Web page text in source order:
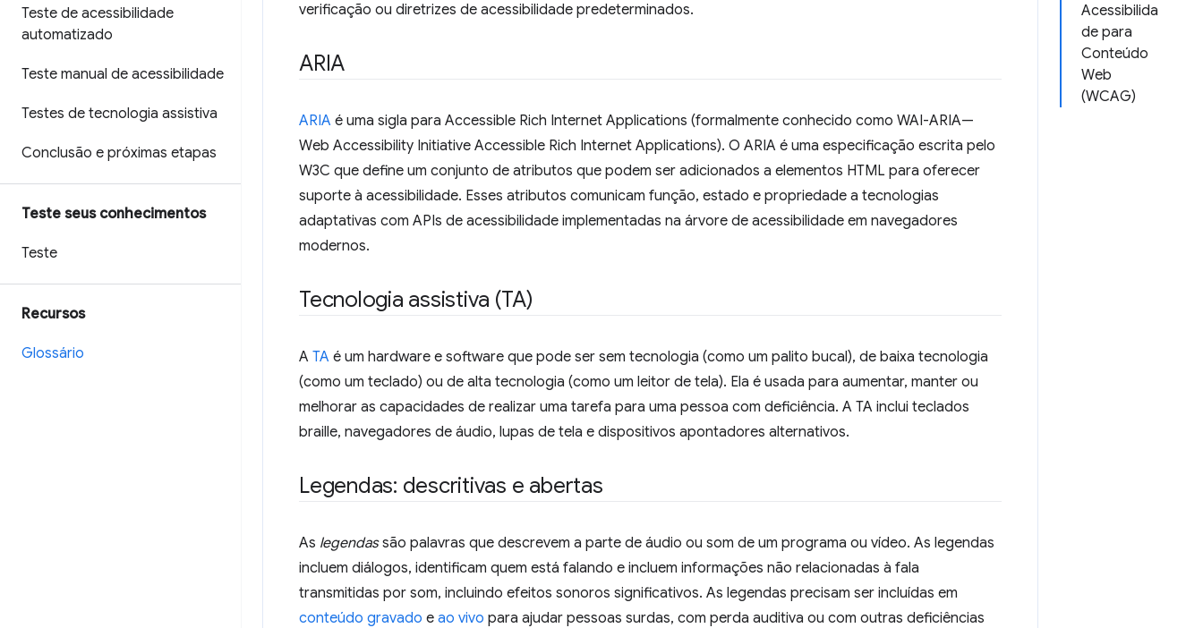
Teste de acessibilidade
automatizado
Teste manual de acessibilidade
Testes de tecnologia assistiva
Conclusão e próximas etapas
Teste seus conhecimentos
Teste
Recursos
Glossário
Acessibilida
de para
Conteúdo
Web
(WCAG)
verificação ou diretrizes de acessibilidade predeterminados.
ARIA
ARIA é uma sigla para Accessible Rich Internet Applications (formalmente conhecido como WAI-ARIA—
Web Accessibility Initiative Accessible Rich Internet Applications). O ARIA é uma especificação escrita pelo
W3C que define um conjunto de atributos que podem ser adicionados a elementos HTML para oferecer
suporte à acessibilidade. Esses atributos comunicam função, estado e propriedade a tecnologias
adaptativas com APIs de acessibilidade implementadas na árvore de acessibilidade em navegadores
modernos.
Tecnologia assistiva (TA)
A TA é um hardware e software que pode ser sem tecnologia (como um palito bucal), de baixa tecnologia
(como um teclado) ou de alta tecnologia (como um leitor de tela). Ela é usada para aumentar, manter ou
melhorar as capacidades de realizar uma tarefa para uma pessoa com deficiência. A TA inclui teclados
braille, navegadores de áudio, lupas de tela e dispositivos apontadores alternativos.
Legendas: descritivas e abertas
As legendassão palavras que descrevem a parte de áudio ou som de um programa ou vídeo. As legendas
incluem diálogos, identificam quem está falando e incluem informações não relacionadas à fala
transmitidas por som, incluindo efeitos sonoros significativos. As legendas precisam ser incluídas em
conteúdo gravado e ao vivo para ajudar pessoas surdas, com perda auditiva ou com outras deficiências